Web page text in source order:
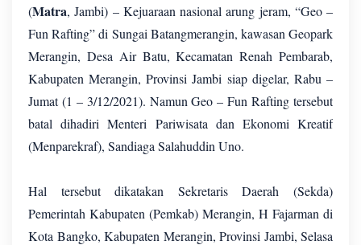
(Matra, Jambi) – Kejuaraan nasional arung jeram, “Geo –
Fun Rafting” di Sungai Batangmerangin, kawasan Geopark
Merangin, Desa Air Batu, Kecamatan Renah Pembarab,
Kabupaten Merangin, Provinsi Jambi siap digelar, Rabu –
Jumat (1 – 3/12/2021). Namun Geo – Fun Rafting tersebut
batal dihadiri Menteri Pariwisata dan Ekonomi Kreatif
(Menparekraf), Sandiaga Salahuddin Uno.
Hal tersebut dikatakan Sekretaris Daerah (Sekda)
Pemerintah Kabupaten (Pemkab) Merangin, H Fajarman di
Kota Bangko, Kabupaten Merangin, Provinsi Jambi, Selasa